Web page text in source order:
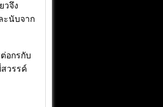
วจึง
ะนับจาก
อกรกับ
วรรค์